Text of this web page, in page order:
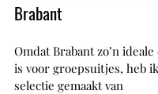
Brabant
Omdat Brabant zo’n
is voor groepsuitjes, heb
selectie gemaakt van